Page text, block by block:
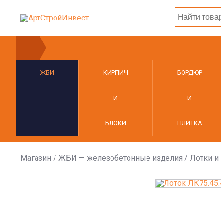
ЖБИ КИРПИЧ
И
БЛОКИ
БОРДЮР
И
ПЛИТКА
Магазин / ЖБИ — железобетонные изделия / Лотки и